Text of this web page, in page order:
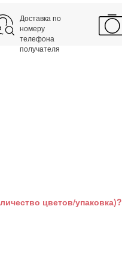
Доставка по
номеру
телефона
получателя
цветов/упаковка)?